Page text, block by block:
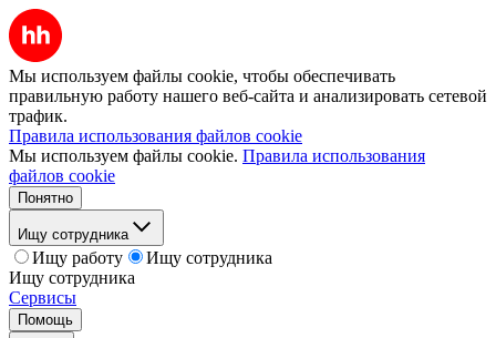
Мы используем файлы cookie, чтобы обеспечивать
правильную работу нашего веб-сайта и анализировать сетевой
трафик.
Правила использования файлов cookie
Мы используем файлы cookie. Правила использования
файлов cookie
Понятно
Ищу сотрудника
Ищу работу
Ищу сотрудника
Ищу сотрудника
Сервисы
Помощь